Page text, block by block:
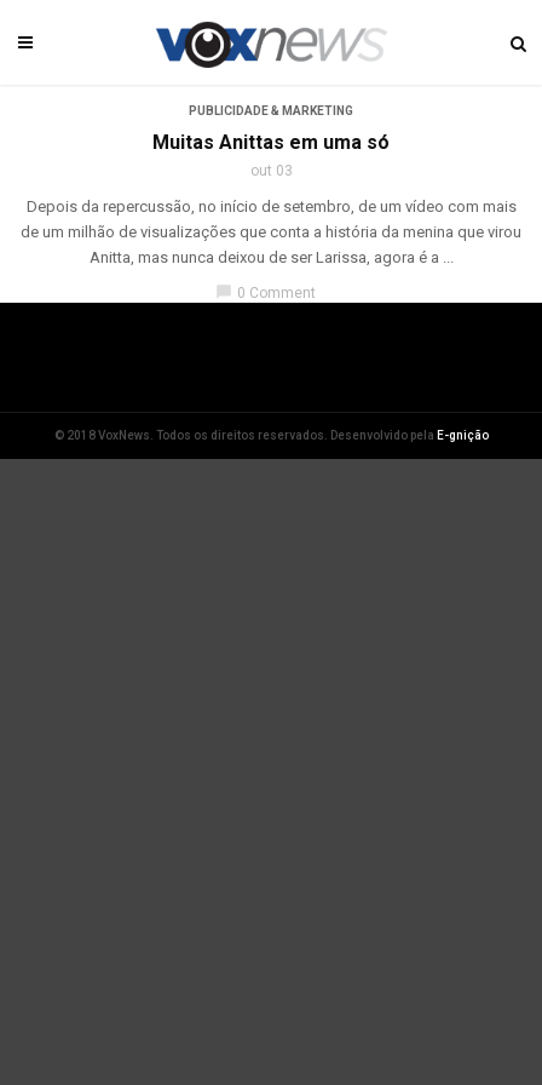
PUBLICIDADE & MARKETING
Muitas Anittas em uma só
out 03
Depois da repercussão, no início de setembro, de um vídeo com mais
de um milhão de visualizações que conta a história da menina que virou
Anitta, mas nunca deixou de ser Larissa, agora é a ...
chat_bubble 0 Comment
© 2018 VoxNews. Todos os direitos reservados. Desenvolvido pela E-gnição